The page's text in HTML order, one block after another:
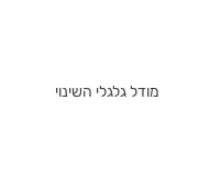
מודל גלגלי השינוי